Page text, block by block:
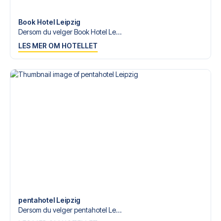
Er du klar for å oppleve Leipzig på Red Bull Arena Leipzig
mot Dortmund? Kontakt oss idag, og la oss hjelpe deg
Book Hotel Leipzig
Dersom du velger Book Hotel Le...
LES MER OM HOTELLET
pentahotel Leipzig
Dersom du velger pentahotel Le...